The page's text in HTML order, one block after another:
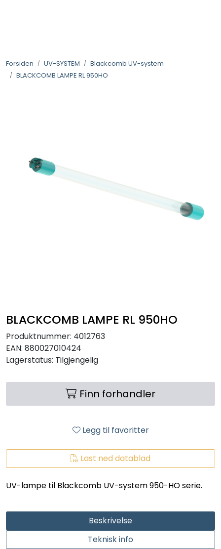
Forsiden UV-SYSTEM
Blackcomb UV-system
BLACKCOMB LAMPE RL 950HO
BLACKCOMB LAMPE RL 950HO
Produktnummer: 4012763
EAN: 880027010424
Lagerstatus: Tilgjengelig
Finn forhandler
Legg til favoritter
Last ned datablad
UV-lampe til Blackcomb UV-system 950-HO serie.
Beskrivelse
Teknisk info
FILTERHUS
VANNRENSESYSTEM
ANALYSEVERKTØY
KJEMIKALIER
LEGIONELLA
LAGERSALG